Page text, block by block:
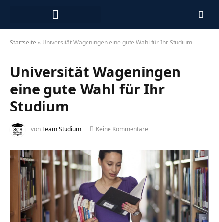
Startseite » Universität Wageningen eine gute Wahl für Ihr Studium
Universität Wageningen
eine gute Wahl für Ihr
Studium
vonTeam Studium Keine Kommentare